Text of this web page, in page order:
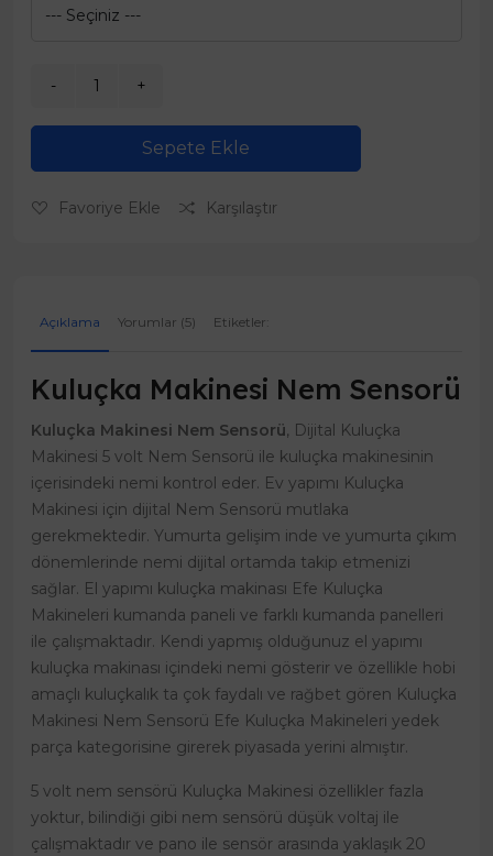
Sepete Ekle
Favoriye Ekle Karşılaştır
Açıklama Yorumlar (5) Etiketler:
Kuluçka Makinesi Nem Sensorü
Kuluçka Makinesi Nem Sensorü, Dijital Kuluçka
Makinesi 5 volt Nem Sensorü ile kuluçka makinesinin
içerisindeki nemi kontrol eder. Ev yapımı Kuluçka
Makinesi için dijital Nem Sensorü mutlaka
gerekmektedir. Yumurta gelişim inde ve yumurta çıkım
dönemlerinde nemi dijital ortamda takip etmenizi
sağlar. El yapımı kuluçka makinası Efe Kuluçka
Makineleri kumanda paneli ve farklı kumanda panelleri
ile çalışmaktadır. Kendi yapmış olduğunuz el yapımı
kuluçka makinası içindeki nemi gösterir ve özellikle hobi
amaçlı kuluçkalık ta çok faydalı ve rağbet gören Kuluçka
Makinesi Nem Sensorü Efe Kuluçka Makineleri yedek
parça kategorisine girerek piyasada yerini almıştır.
5 volt nem sensörü Kuluçka Makinesi özellikler fazla
yoktur, bilindiği gibi nem sensörü düşük voltaj ile
çalışmaktadır ve pano ile sensör arasında yaklaşık 20